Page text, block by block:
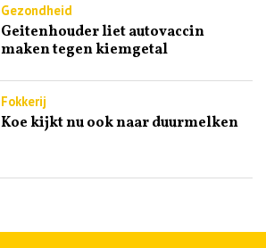
Gezondheid
Geitenhouder liet autovaccin
maken tegen kiemgetal
Fokkerij
Koe kijkt nu ook naar duurmelken